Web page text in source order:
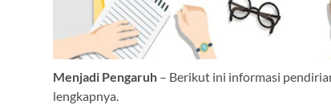
Menjadi Pengaruh – Berikut ini informasi
lengkapnya.